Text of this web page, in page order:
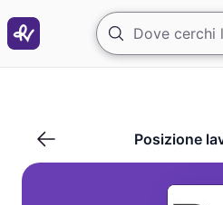
Cameriere part-time con
Posizione